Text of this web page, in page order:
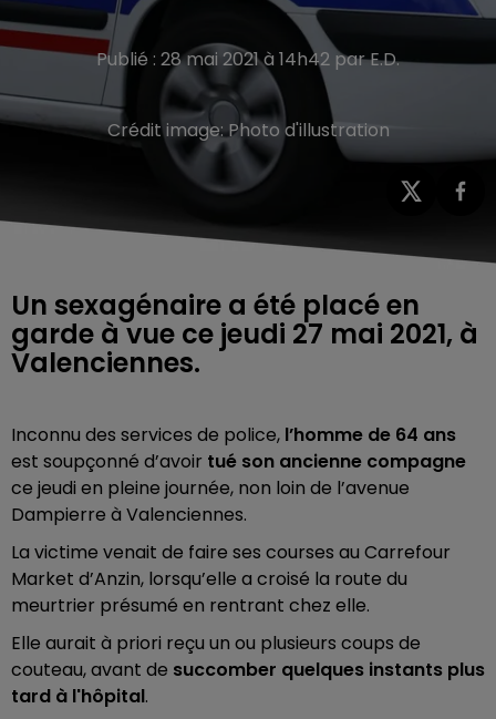
Publié : 28 mai 2021 à 14h42 par E.D.
Crédit image:Photo d'illustration
Un sexagénaire a été placé en
garde à vue ce jeudi 27 mai 2021, à
Valenciennes.
Inconnu des services de police, l’homme de 64 ans
est soupçonné d’avoir tué son ancienne compagne
ce jeudi en pleine journée, non loin de l’avenue
Dampierre à Valenciennes.
La victime venait de faire ses courses au Carrefour
Market d’Anzin, lorsqu’elle a croisé la route du
meurtrier présumé en rentrant chez elle.
Elle aurait à priori reçu un ou plusieurs coups de
couteau, avant de succomber quelques instants plus
tard à l'hôpital.